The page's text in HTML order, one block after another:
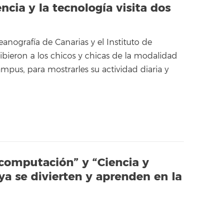
y la tecnología visita dos
de Canarias y el Instituto de
a los chicos y chicas de la modalidad
para mostrarles su actividad diaria y
y “Ciencia y
se divierten y aprenden en la